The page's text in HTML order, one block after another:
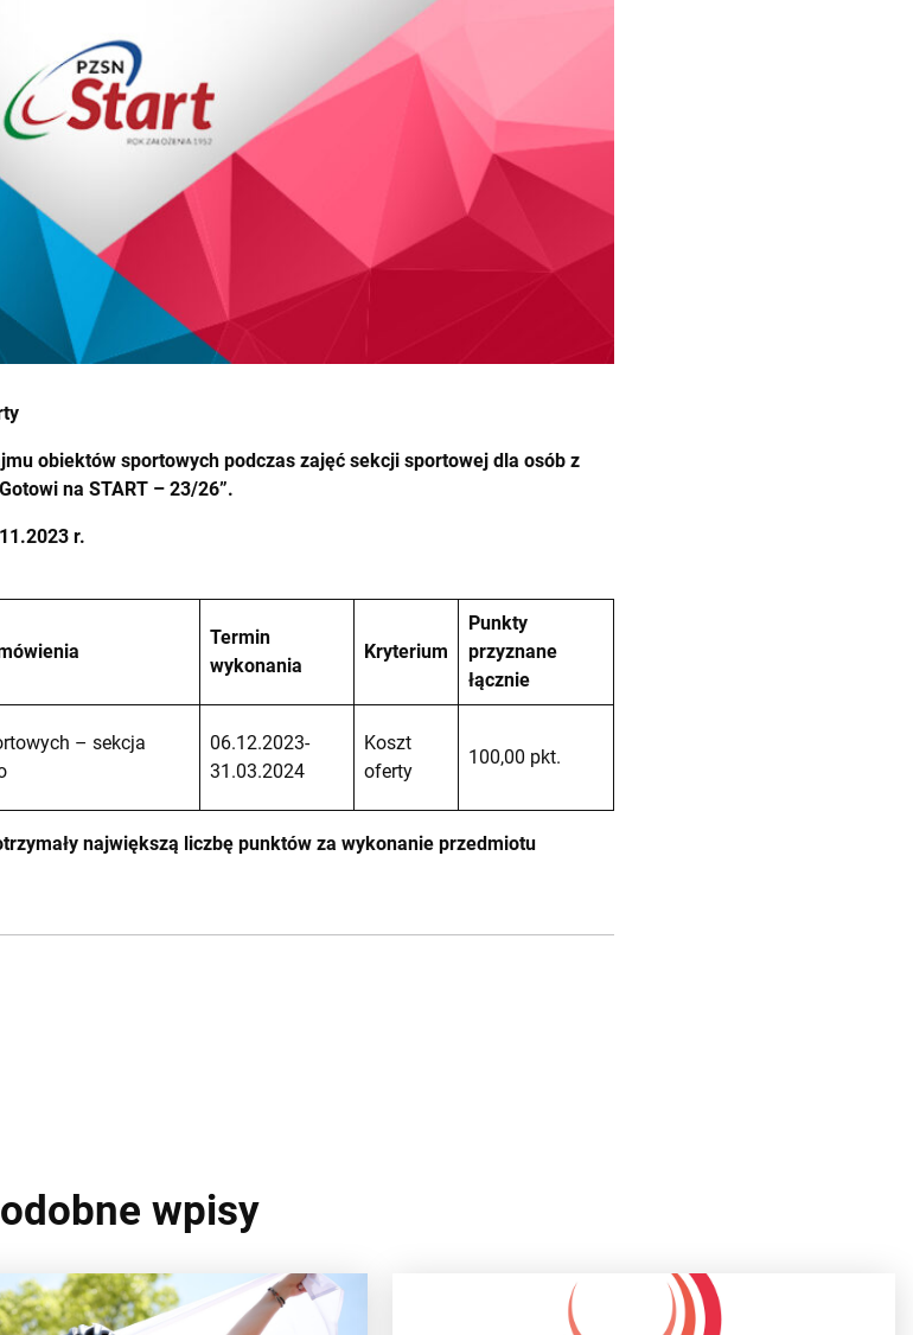
obiektów sportowych podczas zajęć sekcji sportowej dla osób z
na START – 23/26”.
r.
Termin
wykonania
Kryterium
Punkty
przyznane
łącznie
– sekcja
06.12.2023-
31.03.2024
Koszt
oferty
100,00 pkt.
największą liczbę punktów za wykonanie przedmiotu
wpisy